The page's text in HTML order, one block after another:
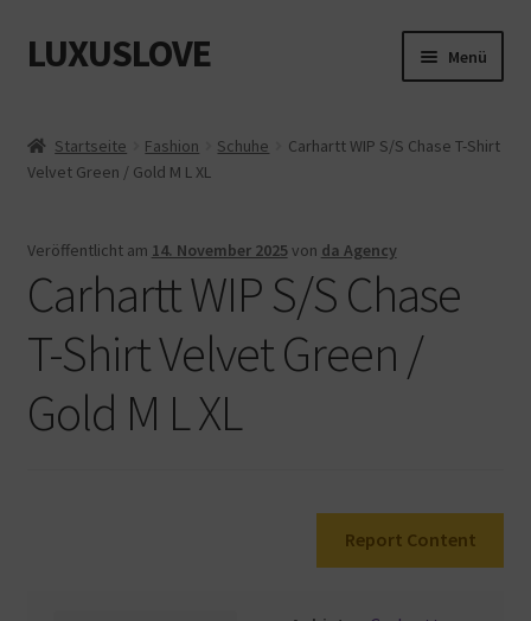
Zur
Navigation
Zum
Inhalt
LUXUSLOVE Menü
Cookie-Richtlinie (EU)
Datenschutz
Impressum
Kasse
Mein Konto
Startseite Fashion Schuhe
Carhartt WIP S/S Chase T-Shirt
Velvet Green / Gold M L XL
Veröffentlicht am 14. November 2025von da Agency
Carhartt WIP S/S Chase
T-Shirt Velvet Green /
Gold M L XL
Report Content